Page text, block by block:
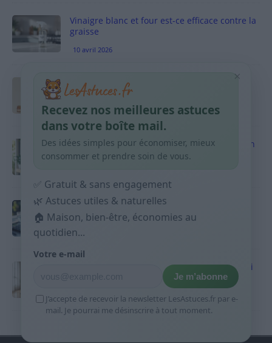
Vinaigre blanc et four est-ce efficace contre la
graisse
10 avril 2026
Taches pigmentaires : routine simple +
habitudes qui aident
9 avril 2026
Produits ménagers : comment économiser en
courses sans acheter 10 sprays
Budget mensuel : méthode rapide pour
répartir son salaire dès le jour de paie
9 avril 2026
Sport 10 minutes par jour est-ce utile et quoi
9 avril 2026
×
Recevez nos meilleures astuces
dans votre boîte mail.
Des idées simples pour économiser, mieux
consommer et prendre soin de vous.
✅ Gratuit & sans engagement
🌿 Astuces utiles & naturelles
🏠 Maison, bien-être, économies au
quotidien...
Votre e-mail
Je m’abonne
J’accepte de recevoir la newsletter LesAstuces.fr par e-
mail. Je pourrai me désinscrire à tout moment.